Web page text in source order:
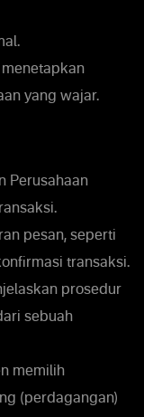
menetapkan
yang wajar.
Perusahaan
pesan, seperti
transaksi.
prosedur
sebuah
memilih
(perdagangan)